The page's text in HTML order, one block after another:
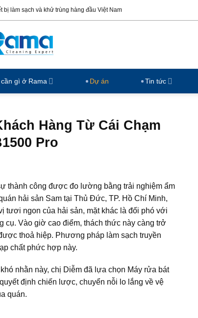
bị làm sạch và khử trùng hàng đầu Việt Nam
cần gì ở Rama Dự án Tin tức
Hàng Từ Cái Chạm
Pro
thành công được đo lường bằng trải nghiệm ẩm
hải sản Sam tại Thủ Đức, TP. Hồ Chí Minh,
tươi ngon của hải sản, mặt khác là đối phó với
cụ. Vào giờ cao điểm, thách thức này càng trở
thoả hiệp. Phương pháp làm sạch truyền
chất phức hợp này.
nhằn này, chị Diễm đã lựa chọn Máy rửa bát
định chiến lược, chuyển nỗi lo lắng về vệ
quán.